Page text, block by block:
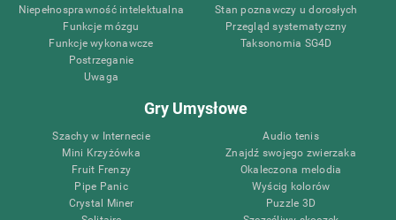
Niepełnosprawność intelektualna
Funkcje mózgu
Funkcje wykonawcze
Postrzeganie
Uwaga
Stan poznawczy u dorosłych
Przegląd systematyczny
Taksonomia SG4D
Gry Umysłowe
Szachy w Internecie
Mini Krzyżówka
Fruit Frenzy
Pipe Panic
Crystal Miner
Audio tenis
Znajdź swojego zwierzaka
Okaleczona melodia
Wyścig kolorów
Puzzle 3D